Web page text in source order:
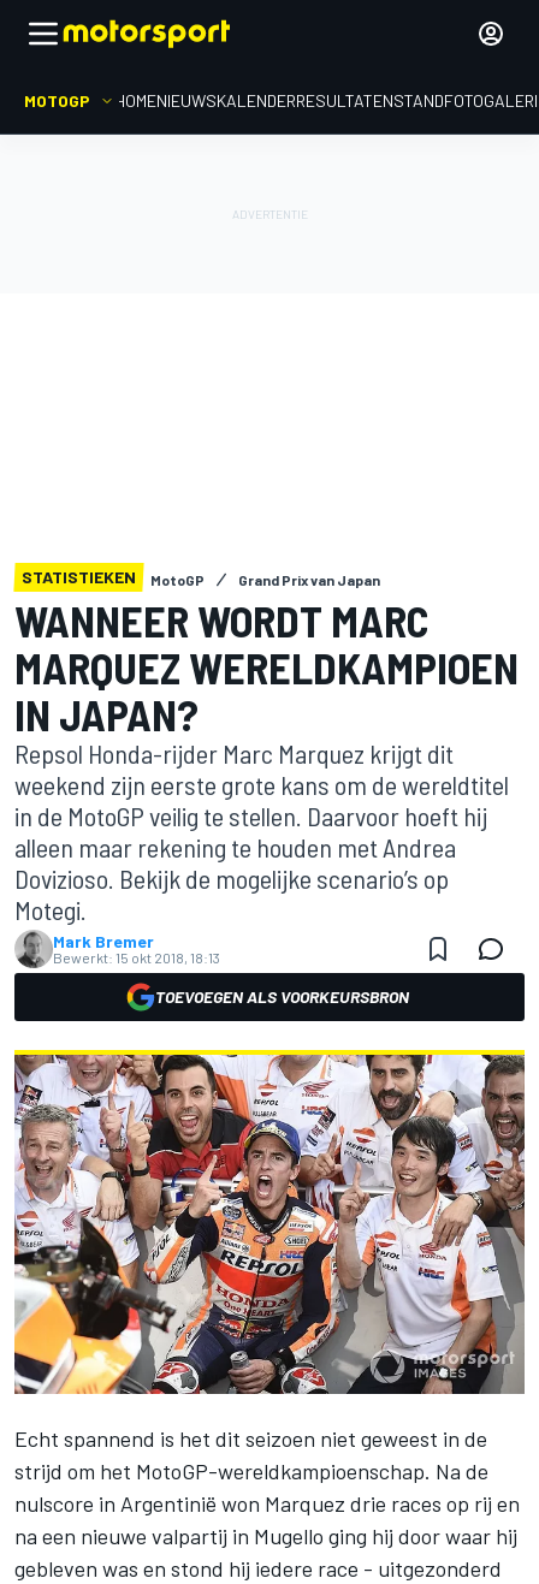
MOTOGP HOMENIEUWSKALENDERRESULTATENSTAND
STATISTIEKEN MotoGP Grand Prix van Japan
WANNEER WORDT MARC
MARQUEZ WERELDKAMPIOEN
IN JAPAN?
Repsol Honda-rijder Marc Marquez krijgt dit
weekend zijn eerste grote kans om de wereldtitel
in de MotoGP veilig te stellen. Daarvoor hoeft hij
alleen maar rekening te houden met Andrea
Dovizioso. Bekijk de mogelijke scenario’s op
Motegi.
Mark Bremer
Bewerkt: 15 okt 2018, 18:13
TOEVOEGEN ALS VOORKEURSBRON
Echt spannend is het dit seizoen niet geweest in de
strijd om het MotoGP-wereldkampioenschap. Na de
nulscore in Argentinië won Marquez drie races op rij en
na een nieuwe valpartij in Mugello ging hij door waar hij
gebleven was en stond hij iedere race - uitgezonderd